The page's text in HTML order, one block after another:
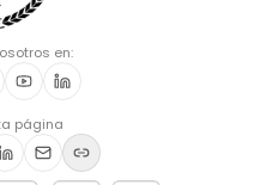
en:
página